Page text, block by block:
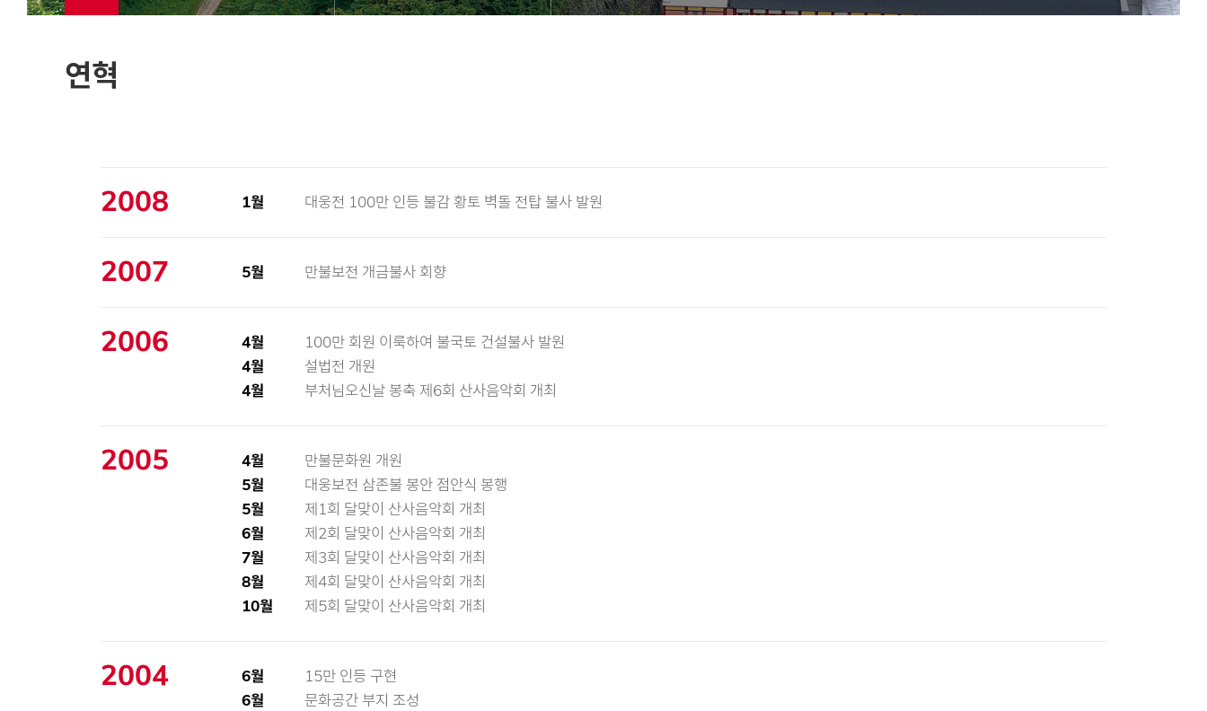
연혁
2008 1월 대웅전 100만 인등 불감 황토 벽돌 전탑 불사 발원
2007 5월 만불보전 개금불사 회향
2006 4월
100만 회원 이룩하여 불국토 건설불사 발원
4월
설법전 개원
4월
부처님오신날 봉축 제6회 산사음악회 개최
2005 4월
만불문화원 개원
5월
대웅보전 삼존불 봉안 점안식 봉행
5월
제1회 달맞이 산사음악회 개최
6월
제2회 달맞이 산사음악회 개최
7월
제3회 달맞이 산사음악회 개최
8월
제4회 달맞이 산사음악회 개최
10월
제5회 달맞이 산사음악회 개최
2004 6월
15만 인등 구현
6월
문화공간 부지 조성